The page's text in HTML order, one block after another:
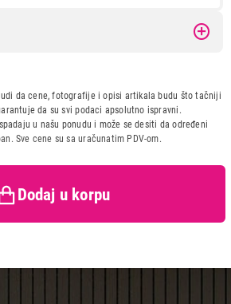
mxnc3hc/a
TABLET
Tehnomedia Centar doo
kupaca po osnovu zakona o
zaštiti potrošača
da cene, fotografije i opisi artikala budu što tačniji
da su svi podaci apsolutno ispravni.
u našu ponudu i može se desiti da određeni
Sve cene su sa uračunatim PDV-om.
Dodaj u korpu